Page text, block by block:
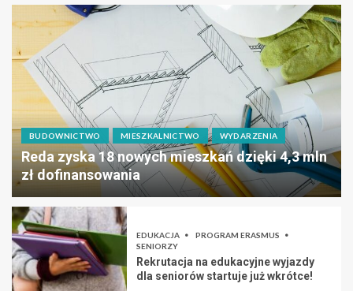
BUDOWNICTWO MIESZKALNICTWO WYDARZENIA
Reda zyska 18 nowych mieszkań dzięki 4,3 mln
zł dofinansowania
EDUKACJA
PROGRAM ERASMUS
SENIORZY
Rekrutacja na edukacyjne wyjazdy
dla seniorów startuje już wkrótce!